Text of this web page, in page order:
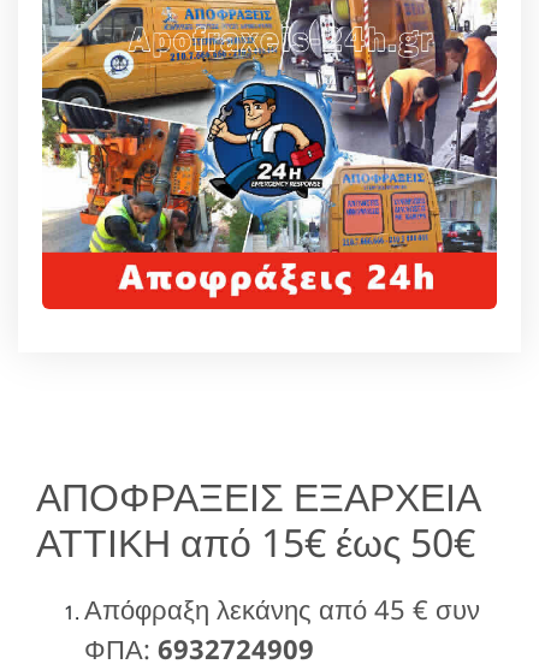
ΑΠΟΦΡΑΞΕΙΣ ΕΞΑΡΧΕΙΑ
ΑΤΤΙΚΗ από 15€ έως 50€
Απόφραξη λεκάνης από 45 € συν
ΦΠΑ: 6932724909